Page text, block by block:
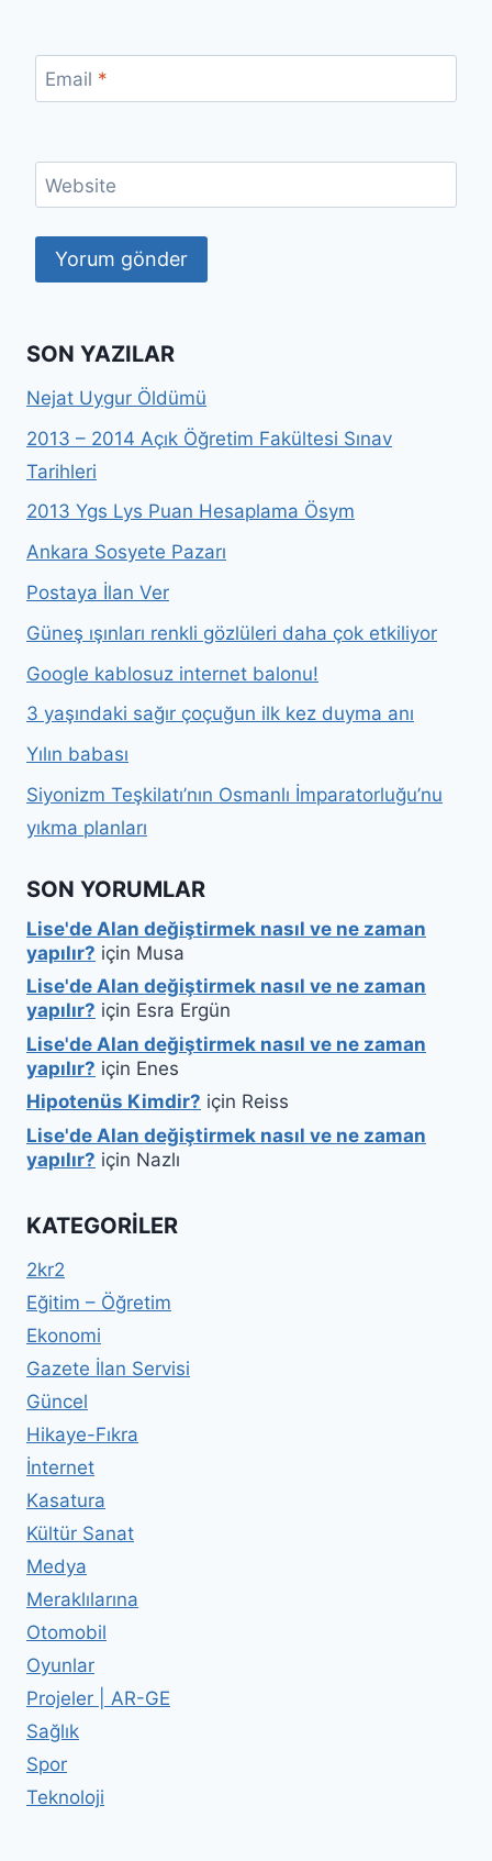
Email *
Website
SON YAZILAR
Nejat Uygur Öldümü
2013 – 2014 Açık Öğretim Fakültesi Sınav
Tarihleri
2013 Ygs Lys Puan Hesaplama Ösym
Ankara Sosyete Pazarı
Postaya İlan Ver
Güneş ışınları renkli gözlüleri daha çok etkiliyor
Google kablosuz internet balonu!
3 yaşındaki sağır çoçuğun ilk kez duyma anı
Yılın babası
Siyonizm Teşkilatı’nın Osmanlı İmparatorluğu’nu
yıkma planları
SON YORUMLAR
Lise'de Alan değiştirmek nasıl ve ne zaman
yapılır? için Musa
Lise'de Alan değiştirmek nasıl ve ne zaman
yapılır? için Esra Ergün
Lise'de Alan değiştirmek nasıl ve ne zaman
yapılır? için Enes
Hipotenüs Kimdir? için Reiss
Lise'de Alan değiştirmek nasıl ve ne zaman
yapılır? için Nazlı
KATEGORILER
2kr2
Eğitim – Öğretim
Ekonomi
Gazete İlan Servisi
Güncel
Hikaye-Fıkra
İnternet
Kasatura
Kültür Sanat
Medya
Meraklılarına
Otomobil
Oyunlar
Projeler | AR-GE
Sağlık
Spor
Teknoloji